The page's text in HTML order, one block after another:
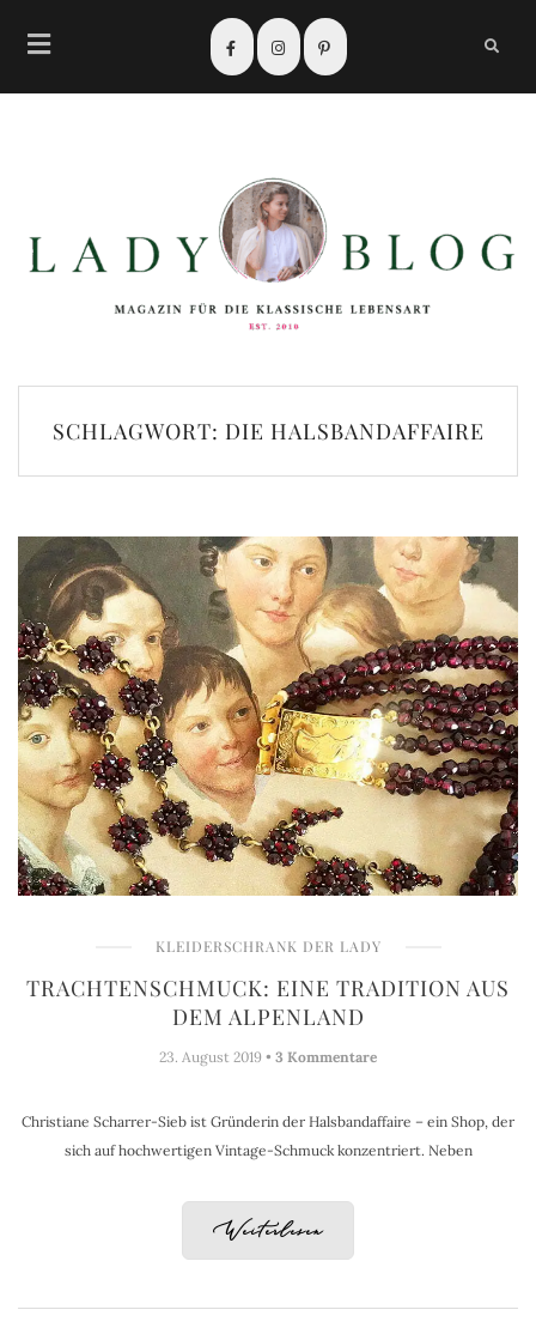
SCHLAGWORT: DIE HALSBANDAFFAIRE
KLEIDERSCHRANK DER LADY
TRACHTENSCHMUCK: EINE TRADITION AUS
DEM ALPENLAND
23. August 2019 • 3 Kommentare
Christiane Scharrer-Sieb ist Gründerin der Halsbandaffaire – ein Shop, der
sich auf hochwertigen Vintage-Schmuck konzentriert. Neben
Weiterlesen